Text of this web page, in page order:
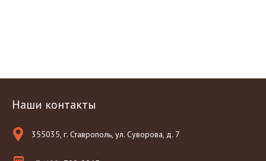
Наши контакты
355035, г. Ставрополь, ул. Суворова, д. 7